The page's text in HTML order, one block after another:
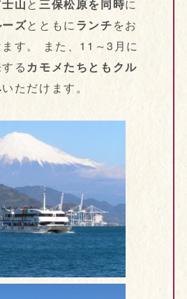
山と 三保松原を同時に
ズとともにランチをお
す。 また、11～3月に
る カモメたちともクル
いただけます。